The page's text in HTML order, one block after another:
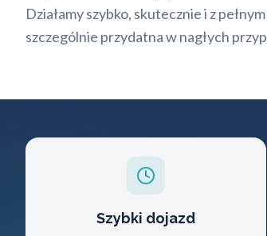
Działamy szybko, skutecznie i z
szczególnie przydatna w nagłych
Szybki dojazd